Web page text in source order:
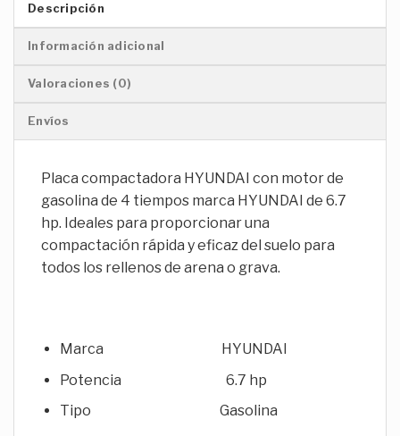
Descripción
Información adicional
Valoraciones (0)
Envíos
Placa compactadora HYUNDAI con motor de
gasolina de 4 tiempos marca HYUNDAI de 6.7
hp. Ideales para proporcionar una
compactación rápida y eficaz del suelo para
todos los rellenos de arena o grava.
Marca HYUNDAI
Potencia 6.7 hp
Tipo Gasolina